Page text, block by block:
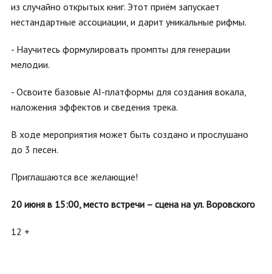
из случайно открытых книг. Этот приём запускает
нестандартные ассоциации, и дарит уникальные рифмы.
- Научитесь формулировать промпты для генерации
мелодии.
- Освоите базовые AI-платформы для создания вокала,
наложения эффектов и сведения трека.
В ходе мероприятия может быть создано и прослушано
до 3 песен.
Приглашаются все желающие!
20 июня в 15:00,место встречи – сцена на ул. Воровского
12 +